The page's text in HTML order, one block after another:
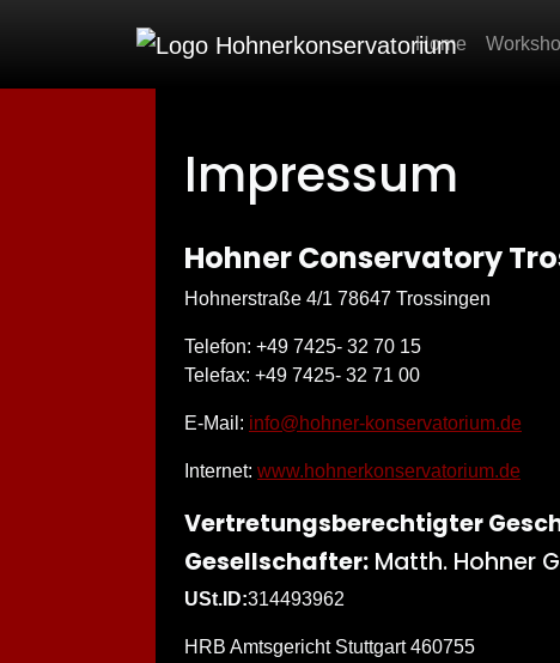
Home
Impressum
Hohner Conservatory
Hohnerstraße 4/1 78647 Trossingen
Telefon: +49 7425- 32 70 15
Telefax: +49 7425- 32 71 00
E-Mail: info@hohner-konservatorium.de
Internet: www.hohnerkonservatorium.de
Vertretungsberechtigter
Gesellschafter: Matth. Hohner
USt.ID:314493962
HRB Amtsgericht Stuttgart 460755